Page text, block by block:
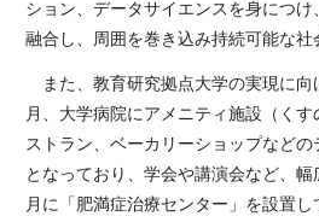
ション、データサイエンスを身につ
融合し、周囲を巻き込み持続可能な社
また、教育研究拠点大学の実現に向
月、大学病院にアメニティ施設（く
ストラン、ベーカリーショップなど
となっており、学会や講演会など、
月に「肥満症治療センター」を設置